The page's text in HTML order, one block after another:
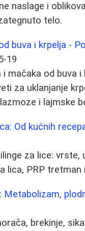
naslage i
telo.
buva i krpelja -
19
mačaka od buva
za uklanjanje
i lajmske
Od kućnih
za lice:
lica, PRP
Metabolizam,
brekinje,